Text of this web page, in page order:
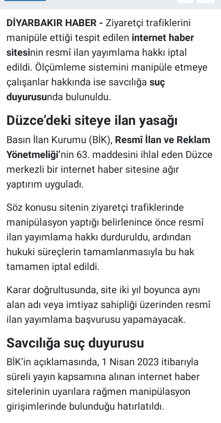
DİYARBAKIR HABER - Ziyaretçi trafiklerini
manipüle ettiği tespit edilen internet haber
sitesinin resmî ilan yayımlama hakkı iptal
edildi. Ölçümleme sistemini manipüle etmeye
çalışanlar hakkında ise savcılığa suç
duyurusunda bulunuldu.
Düzce’deki siteye ilan yasağı
Basın İlan Kurumu (BİK), Resmî İlan ve Reklam
Yönetmeliği’nin 63. maddesini ihlal eden Düzce
merkezli bir internet haber sitesine ağır
yaptırım uyguladı.
Söz konusu sitenin ziyaretçi trafiklerinde
manipülasyon yaptığı belirlenince önce resmî
ilan yayımlama hakkı durduruldu, ardından
hukuki süreçlerin tamamlanmasıyla bu hak
tamamen iptal edildi.
Karar doğrultusunda, site iki yıl boyunca aynı
alan adı veya imtiyaz sahipliği üzerinden resmî
ilan yayımlama başvurusu yapamayacak.
Savcılığa suç duyurusu
BİK’in açıklamasında, 1 Nisan 2023 itibarıyla
süreli yayın kapsamına alınan internet haber
sitelerinin uyarılara rağmen manipülasyon
girişimlerinde bulunduğu hatırlatıldı.